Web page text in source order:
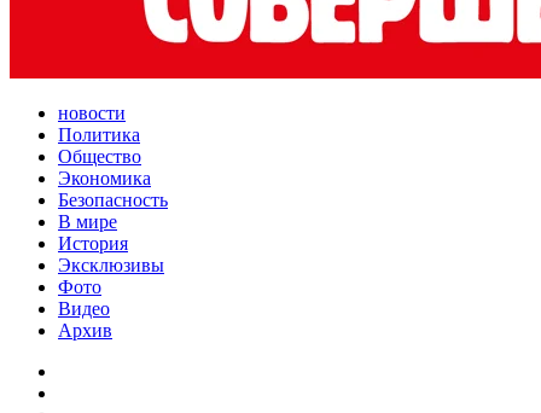
новости
Политика
Общество
Экономика
Безопасность
В мире
История
Эксклюзивы
Фото
Видео
Архив